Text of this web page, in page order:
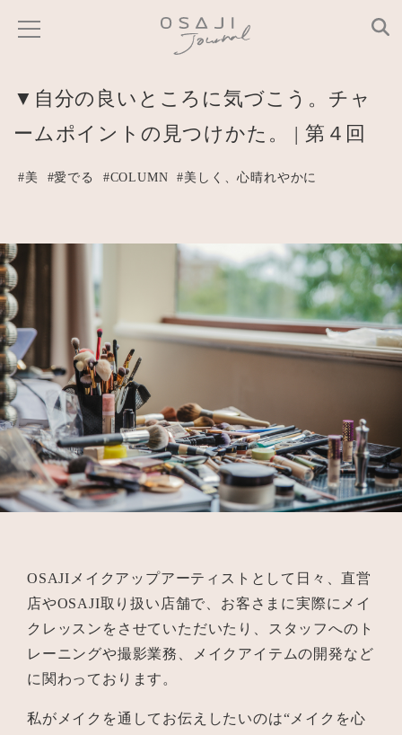
▼自分の良いところに気づこう。チャ
ームポイントの見つけかた。 | 第４回
#美 #愛でる #COLUMN #美しく、心晴れやかに
OSAJIメイクアップアーティストとして日々、直営
店やOSAJI取り扱い店舗で、お客さまに実際にメイ
クレッスンをさせていただいたり、スタッフへのト
レーニングや撮影業務、メイクアイテムの開発など
に関わっております。
私がメイクを通してお伝えしたいのは“メイクを心